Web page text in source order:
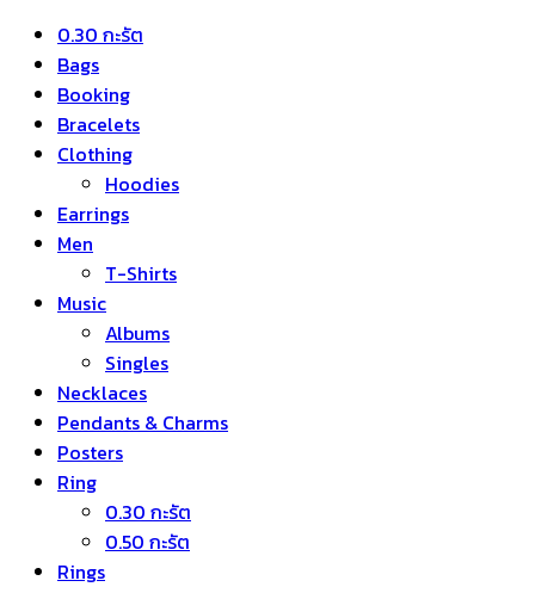
0.30 กะรัต
Bags
Booking
Bracelets
Clothing
Hoodies
Earrings
Men
T-Shirts
Music
Albums
Singles
Necklaces
Pendants & Charms
Posters
Ring
0.30 กะรัต
0.50 กะรัต
Rings